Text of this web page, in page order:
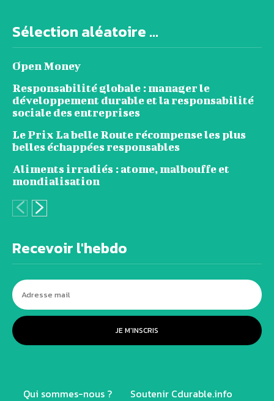
Sélection aléatoire ...
Open Money
Responsabilité globale : manager le
développement durable et la responsabilité
sociale des entreprises
Le Prix La belle Route récompense les plus
belles échappées responsables
Aliments irradiés : atome, malbouffe et
mondialisation
Recevoir l'hebdo
JE M'INSCRIS
Qui sommes-nous ? Soutenir Cdurable.info